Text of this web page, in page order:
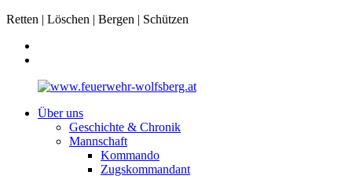
Retten | Löschen | Bergen | Schützen
Über uns
Geschichte & Chronik
Mannschaft
Kommando
Zugskommandant